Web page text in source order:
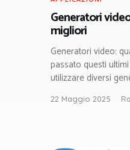
Generatori
migliori
Generatori video:
passato questi
utilizzare diversi
22 Maggio 2025